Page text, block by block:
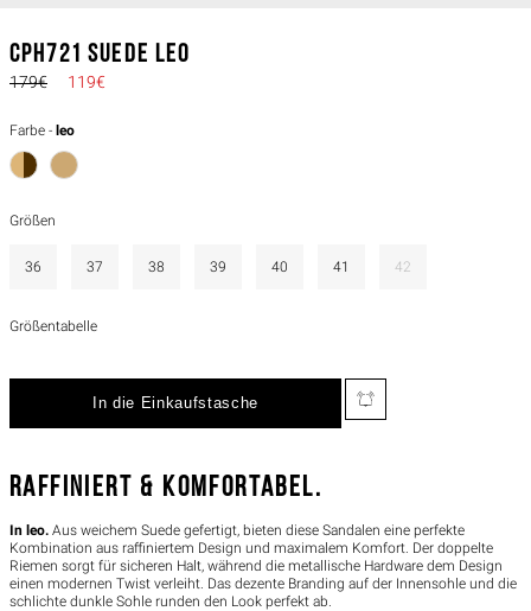
CPH721 suede leo
179€ 119€
Farbe - leo
Größen
36 37 38 39 40 41 42
Größentabelle
RAFFINIERT & KOMFORTABEL.
In leo. Aus weichem Suede gefertigt, bieten diese Sandalen eine perfekte
Kombination aus raffiniertem Design und maximalem Komfort. Der doppelte
Riemen sorgt für sicheren Halt, während die metallische Hardware dem Design
einen modernen Twist verleiht. Das dezente Branding auf der Innensohle und die
schlichte dunkle Sohle runden den Look perfekt ab.